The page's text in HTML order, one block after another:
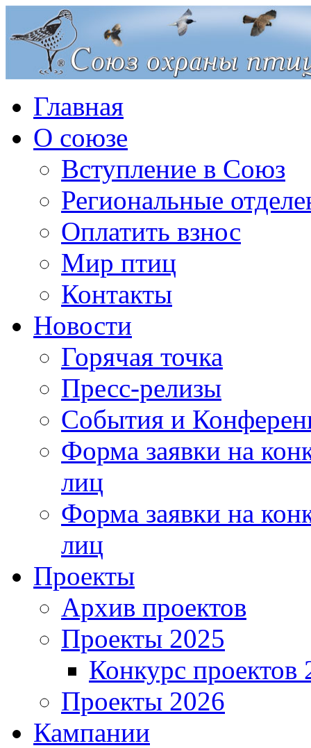
Главная
О союзе
Вступление в Союз
Региональные
Оплатить взнос
Мир птиц
Контакты
Новости
Горячая точка
Пресс-релизы
События и
Форма заявки на
лиц
Форма заявки на
лиц
Проекты
Архив проектов
Проекты 2025
Конкурс проектов
Проекты 2026
Кампании